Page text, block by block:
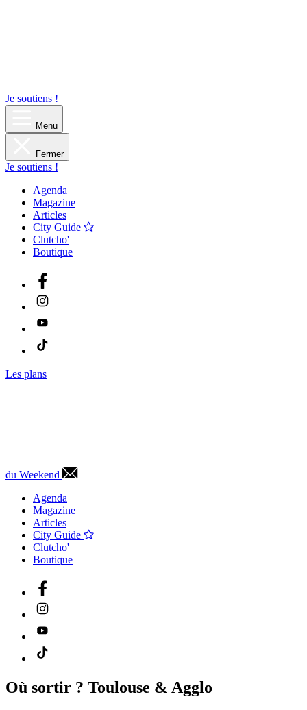
Je soutiens !
Menu
Fermer
Je soutiens !
Agenda
Magazine
Articles
City Guide
Clutcho'
Boutique
Les plans
du Weekend
Agenda
Magazine
Articles
City Guide
Clutcho'
Boutique
Où sortir ? Toulouse & Agglo